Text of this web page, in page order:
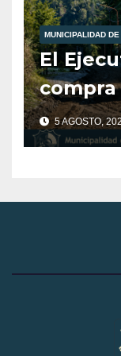
MUNICIPALIDAD
El
2025.
5 AGOSTO,